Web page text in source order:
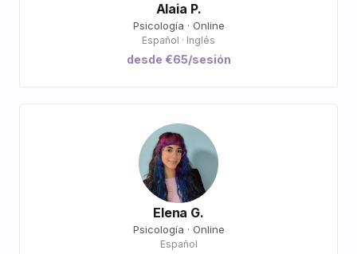
Alaia P.
Psicología · Online
Español · Inglés
desde €65/sesión
Elena G.
Psicología · Online
Español